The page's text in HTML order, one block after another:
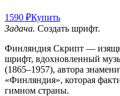
1590 ₽Купить
Задача. Создать шрифт.
Финляндия Скрипт —
шрифт, вдохновленный
(1865–1957), автора
«Финляндия», которая
гимном страны.